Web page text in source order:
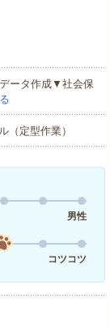
ータ作成▼社会保
（定型作業）
男性
コツコツ